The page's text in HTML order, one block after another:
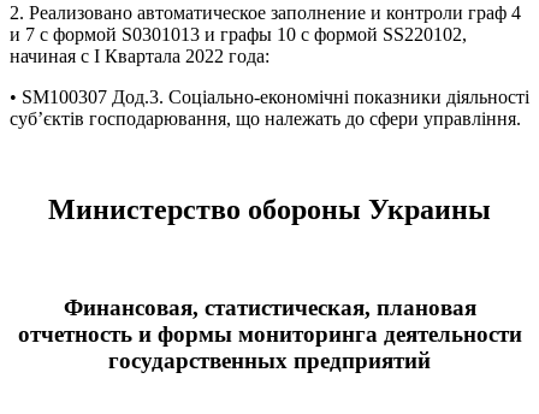
2. Реализовано автоматическое заполнение и контроли граф 4
и 7 с формой S0301013 и графы 10 с формой SS220102,
начиная с І Квартала 2022 года:
• SM100307 Дод.3. Соціально-економічні показники діяльності
суб’єктів господарювання, що належать до сфери управління.
Министерство обороны Украины
Финансовая, статистическая, плановая
отчетность и формы мониторинга деятельности
государственных предприятий